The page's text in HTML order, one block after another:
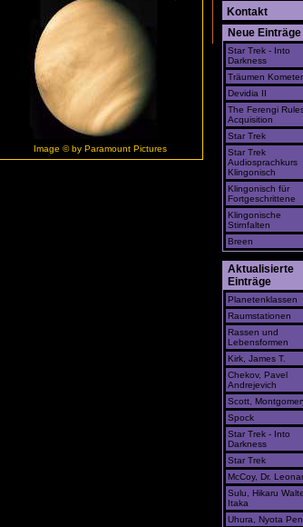
Image © by Paramount Pictures
Kontakt
Neue Einträge
Star Trek - Into
Darkness
Träumen
Devidia II
The Ferengi
Acquisition
Star Trek
Star Trek
Audiosprachkurs
Klingonisch
Klingonisch für
Fortgeschrittene
Klingonische
Stirnfalten
Breen
Aktualisierte
Einträge
Planetenklassen
Raumstationen
Rassen und
Lebensformen
Kirk, James T.
Chekov, Pavel
Andrejevich
Scott,
Spock
Star Trek - Into
Darkness
Star Trek
McCoy, Dr.
Sulu, Hikaru
Itaka
Uhura, Nyota